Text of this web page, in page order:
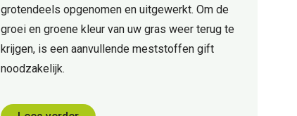
grotendeels opgenomen en uitgewerkt. Om de
groei en groene kleur van uw gras weer terug te
krijgen, is een aanvullende meststoffen gift
noodzakelijk.